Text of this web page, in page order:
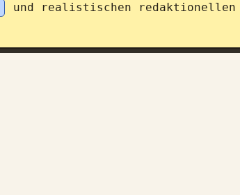
und realistischen redaktionellen